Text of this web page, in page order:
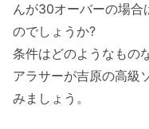
んが30オーバーの場合
のでしょうか?
条件はどのようなもの
アラサーが吉原の高級
みましょう。